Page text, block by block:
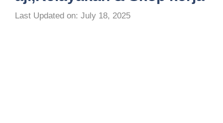
Last Updated on: July 18, 2025